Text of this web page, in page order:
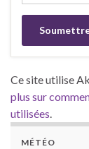
Ce site utilise
plus sur
utilisées.
MÉTÉO